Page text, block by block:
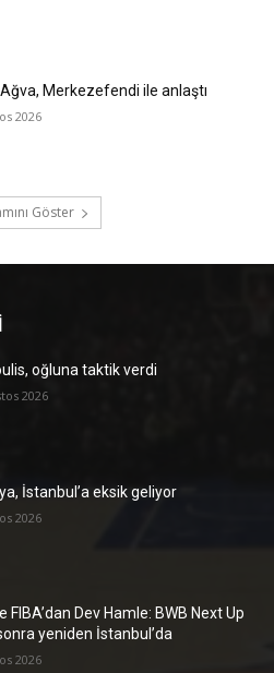
Merkezefendi ile anlaştı
2026
Göster
oğluna taktik verdi
2026
İstanbul’a eksik geliyor
2026
FIBA’dan Dev Hamle: BWB Next Up
yeniden İstanbul’da
2026